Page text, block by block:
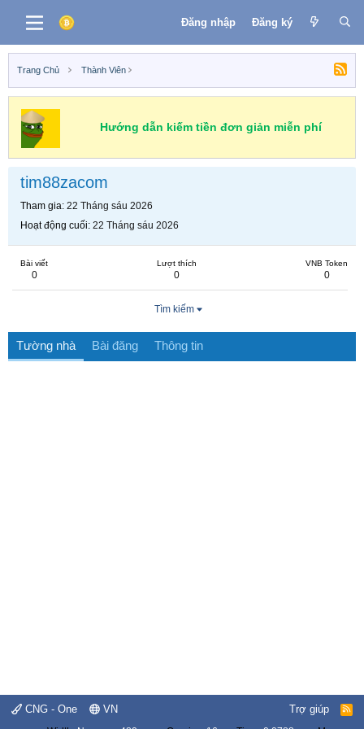
Đăng nhập Đăng ký
Trang Chủ Thành Viên
Hướng dẫn kiếm tiền đơn giản miễn phí
tim88zacom
Tham gia 22 Tháng sáu 2026
Hoạt động cuối 22 Tháng sáu 2026
Bài viết
0
Lượt thích
0
VNB Token
0
Tìm kiếm
Tường nhà Bài đăng Thông tin
CNG - One VN Trợ giúp
R